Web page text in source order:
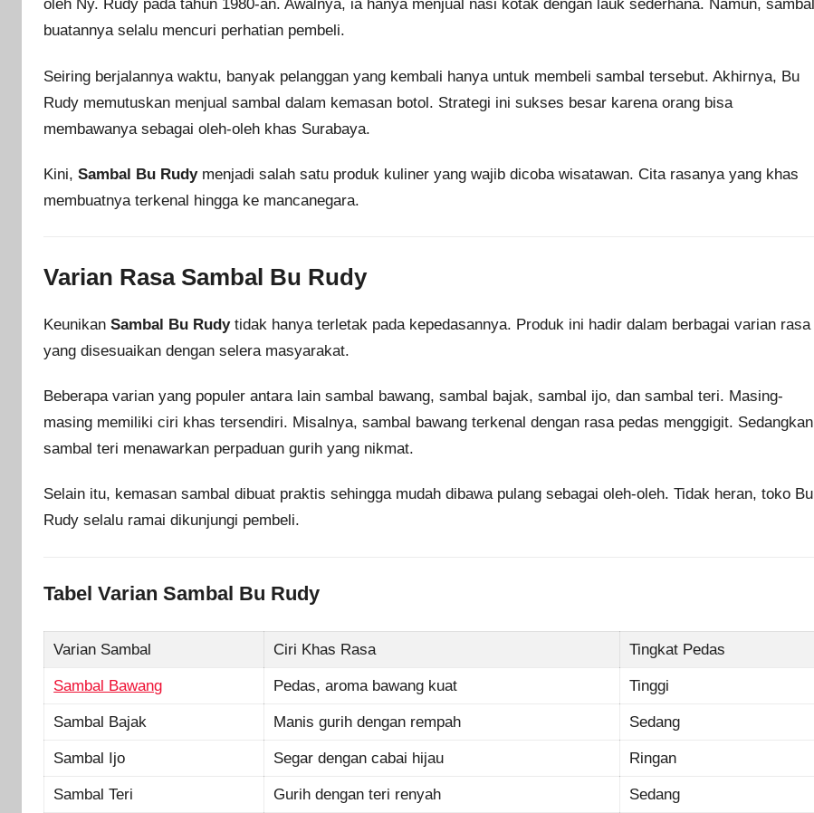
oleh Ny. Rudy pada tahun 1980-an. Awalnya, ia hanya menjual nasi kotak dengan lauk sederhana. Namun, sambal
buatannya selalu mencuri perhatian pembeli.
Seiring berjalannya waktu, banyak pelanggan yang kembali hanya untuk membeli sambal tersebut. Akhirnya, Bu
Rudy memutuskan menjual sambal dalam kemasan botol. Strategi ini sukses besar karena orang bisa
membawanya sebagai oleh-oleh khas Surabaya.
Kini, Sambal Bu Rudymenjadi salah satu produk kuliner yang wajib dicoba wisatawan. Cita rasanya yang khas
membuatnya terkenal hingga ke mancanegara.
Varian Rasa Sambal Bu Rudy
Keunikan Sambal Bu Rudytidak hanya terletak pada kepedasannya. Produk ini hadir dalam berbagai varian rasa
yang disesuaikan dengan selera masyarakat.
Beberapa varian yang populer antara lain sambal bawang, sambal bajak, sambal ijo, dan sambal teri. Masing-
masing memiliki ciri khas tersendiri. Misalnya, sambal bawang terkenal dengan rasa pedas menggigit. Sedangkan
sambal teri menawarkan perpaduan gurih yang nikmat.
Selain itu, kemasan sambal dibuat praktis sehingga mudah dibawa pulang sebagai oleh-oleh. Tidak heran, toko Bu
Rudy selalu ramai dikunjungi pembeli.
Tabel Varian Sambal Bu Rudy
Varian Sambal Ciri Khas Rasa Tingkat Pedas
Sambal Bawang Pedas, aroma bawang kuat Tinggi
Sambal Bajak Manis gurih dengan rempah Sedang
Sambal Ijo Segar dengan cabai hijau Ringan
Sambal Teri Gurih dengan teri renyah Sedang